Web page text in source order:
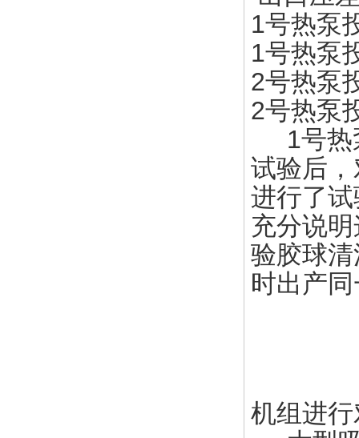
1号热泵
1号热泵
2号热泵
2号热泵
1号热
试验后
进行了
充分说
验胶球
时出产
机组进